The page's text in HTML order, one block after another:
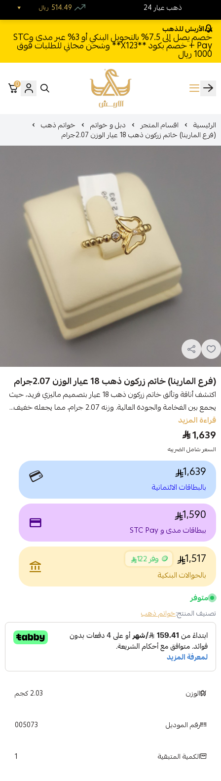
الأربش للذهب
خصم يصل إلى 7.5% بالتحويل البنكي أو 3% عبر مدى وSTC
Pay + خصم بكود **X123** وشحن مجاني للطلبات فوق
1000 ريال
الأربش للذهب
0
الرئيسية اقسام المتجر دبل و خواتم خواتم ذهب
(فرع المارينا) خاتم زركون ذهب 18 عيار الوزن 2.07جرام
(فرع المارينا) خاتم زركون ذهب 18 عيار الوزن 2.07جرام
اكتشف أناقة وتألق خاتم زركون ذهب 18 عيار بتصميم ماليزي فريد، حيث
يجمع بين الفخامة والجودة العالية. وزنه 2.07 جرام، مما يجعله خفيف...
قراءة المزيد
1,639
السعر شامل الضريبه
1,639
بالبطاقات الائتمانية 💳
1,590
ببطاقات مدى و STC Pay payment
1,517 🪙 وفر 122
بالحوالات البنكية
account_balance
متوفر
تصنيف المنتج:خواتم ذهب
الوزن 2.03 كجم
رقم الموديل 005073
الكمية المتبقية 1
24 ذهب عيار ريال 514.49